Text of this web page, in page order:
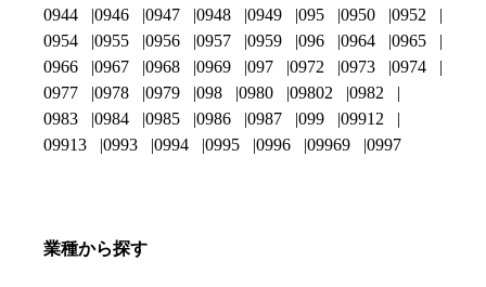
0944
0946 0947 0948 0949 095 0950
0952
0954
0955 0956 0957 0959 096 0964
0965
0966
0967 0968 0969 097 0972 0973
0974
0977
0978 0979 098 0980 09802
0982
0983
0984 0985 0986 0987 099
09912
09913
0993 0994 0995 0996 09969 0997
業種から探す